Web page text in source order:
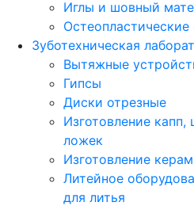
Иглы и шовный
Зуботехническая
Вытяжные
Гипсы
Диски отрезные
Изготовление
ложек
Изготовление
Литейное
для литья